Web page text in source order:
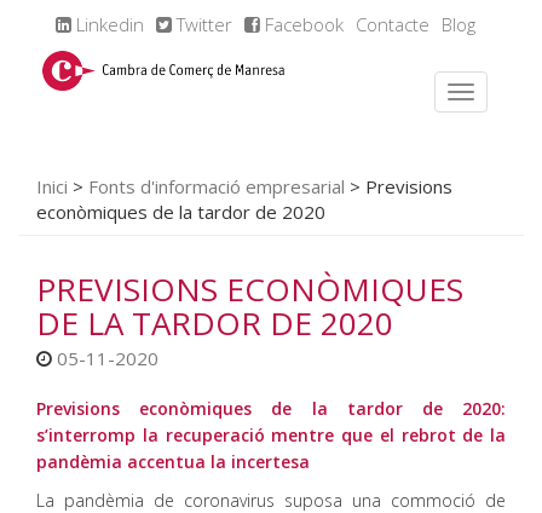
Linkedin Twitter Facebook Contacte Blog
Inici > Fonts d'informació empresarial > Previsions
econòmiques de la tardor de 2020
PREVISIONS ECONÒMIQUES
DE LA TARDOR DE 2020
05-11-2020
Previsions econòmiques de la tardor de 2020:
s’interromp la recuperació mentre que el rebrot de la
pandèmia accentua la incertesa
La pandèmia de coronavirus suposa una commoció de